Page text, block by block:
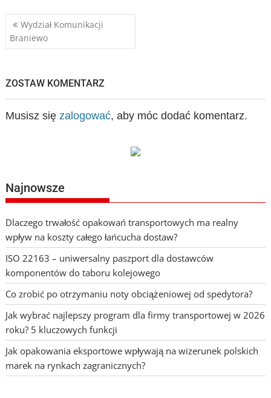
Nawigacja
wpisu
Wydział Komunikacji
Braniewo
ZOSTAW KOMENTARZ
Musisz się zalogować, aby móc dodać komentarz.
Najnowsze
Dlaczego trwałość opakowań transportowych ma realny
wpływ na koszty całego łańcucha dostaw?
ISO 22163 – uniwersalny paszport dla dostawców
komponentów do taboru kolejowego
Co zrobić po otrzymaniu noty obciążeniowej od spedytora?
Jak wybrać najlepszy program dla firmy transportowej w 2026
roku? 5 kluczowych funkcji
Jak opakowania eksportowe wpływają na wizerunek polskich
marek na rynkach zagranicznych?